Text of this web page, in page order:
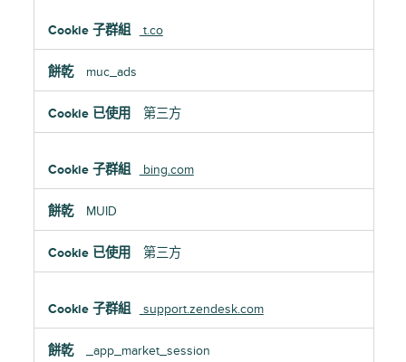
t.co
muc_ads
第三方
bing.com
MUID
第三方
support.zendesk.com
_app_market_session